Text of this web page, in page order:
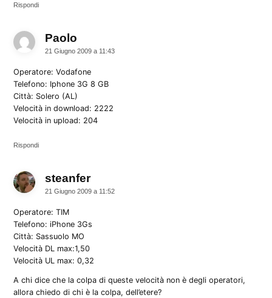
Rispondi
Paolo
21 Giugno 2009 a 11:43
Operatore: Vodafone
Telefono: Iphone 3G 8 GB
Città: Solero (AL)
Velocità in download: 2222
Velocità in upload: 204
Rispondi
steanferdice:
21 Giugno 2009 a 11:52
Operatore: TIM
Telefono: iPhone 3Gs
Città: Sassuolo MO
Velocità DL max:1,50
Velocità UL max: 0,32
A chi dice che la colpa di queste velocità non è degli operatori,
allora chiedo di chi è la colpa, dell’etere?